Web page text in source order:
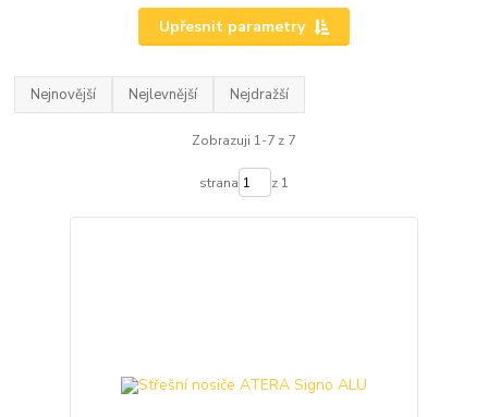
Upřesnit parametry
Nejnovější Nejlevnější Nejdražší
Zobrazuji 1-7 z 7
strana z 1